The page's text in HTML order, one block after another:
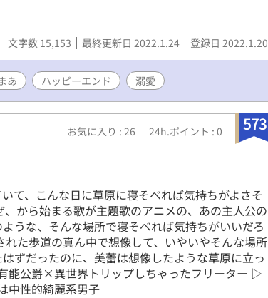
文字数 15,153 最終更新日 2022.1.24 登録日 2022.1.20
あ ハッピーエンド 溺愛
573
お気に入り : 26 24h.ポイント : 0
て、こんな日に草原に寝そべれば気持ちがよさそ
から始まる歌が主題歌のアニメの、あの主人公の
うな、そんな場所で寝そべれば気持ちがいいだろ
た歩道の真ん中で想像して、いやいやそんな場所
ずだったのに、美蕾は想像したような草原に立っ
能公爵×異世界トリップしちゃったフリーター ▷
中性的綺麗系男子